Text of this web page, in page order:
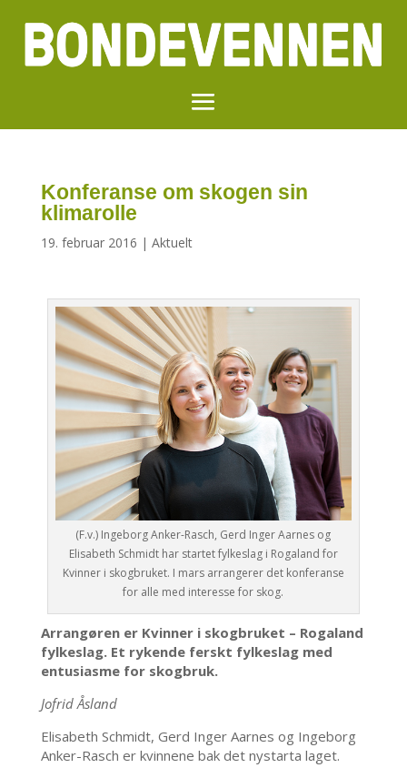
Konferanse om skogen sin
klimarolle
19. februar 2016 | Aktuelt
(F.v.) Ingeborg Anker-Rasch, Gerd Inger Aarnes og
Elisabeth Schmidt har startet fylkeslag i Rogaland for
Kvinner i skogbruket. I mars arrangerer det konferanse
for alle med interesse for skog.
Arrangøren er Kvinner i skogbruket – Rogaland
fylkeslag. Et rykende ferskt fylkeslag med
entusiasme for skogbruk.
Jofrid Åsland
Elisabeth Schmidt, Gerd Inger Aarnes og Ingeborg
Anker-Rasch er kvinnene bak det nystarta laget.